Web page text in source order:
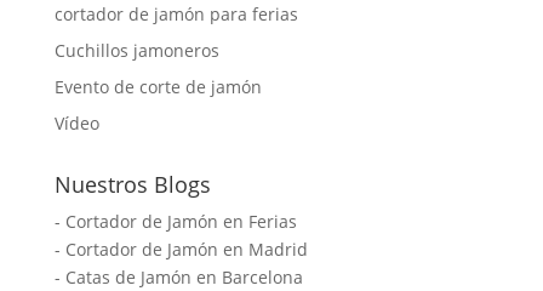
cortador de jamón para ferias
Cuchillos jamoneros
Evento de corte de jamón
Vídeo
Nuestros Blogs
- Cortador de Jamón en Ferias
- Cortador de Jamón en Madrid
- Catas de Jamón en Barcelona